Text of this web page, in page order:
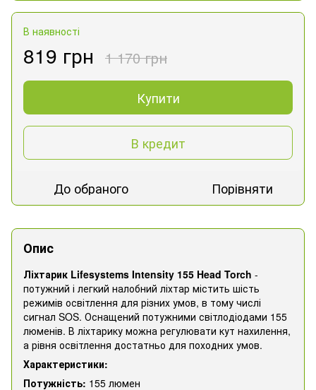
В наявності
819 грн 1 170 грн
Купити
В кредит
До обраного Порівняти
Опис
Ліхтарик Lifesystems Intensity 155 Head Torch -
потужний і легкий налобний ліхтар містить шість
режимів освітлення для різних умов, в тому числі
сигнал SOS. Оснащений потужними світлодіодами 155
люменів. В ліхтарику можна регулювати кут нахилення,
а рівня освітлення достатньо для походних умов.
Характеристики:
Потужність: 155 люмен